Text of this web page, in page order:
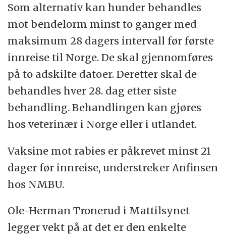
Som alternativ kan hunder behandles
mot bendelorm minst to ganger med
maksimum 28 dagers intervall før første
innreise til Norge. De skal gjennomføres
på to adskilte datoer. Deretter skal de
behandles hver 28. dag etter siste
behandling. Behandlingen kan gjøres
hos veterinær i Norge eller i utlandet.
Vaksine mot rabies er påkrevet minst 21
dager før innreise, understreker Anfinsen
hos NMBU.
Ole-Herman Tronerud i Mattilsynet
legger vekt på at det er den enkelte